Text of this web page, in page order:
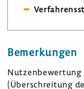
Bemer­kungen
Nutzen­be­wer­tung
(Über­schrei­tung